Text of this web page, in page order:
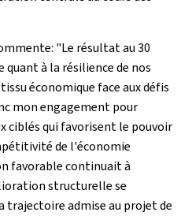
"Le résultat au 30
à la résilience de nos
économique face aux défis
mon engagement pour
ciblés qui favorisent le pouvoir
de l'économie
favorable continuait à
structurelle se
trajectoire admise au projet de